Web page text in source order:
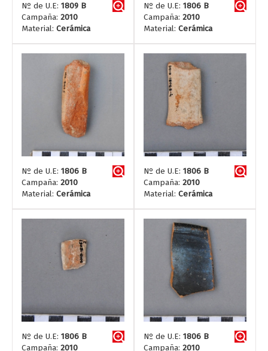
Nº de U.E: 1809 B
Campaña: 2010
Material: Cerámica
Nº de U.E: 1806 B
Campaña: 2010
Material: Cerámica
Nº de U.E: 1806 B
Campaña: 2010
Material: Cerámica
Nº de U.E: 1806 B
Campaña: 2010
Material: Cerámica
Nº de U.E: 1806 B
Campaña: 2010
Nº de U.E: 1806 B
Campaña: 2010